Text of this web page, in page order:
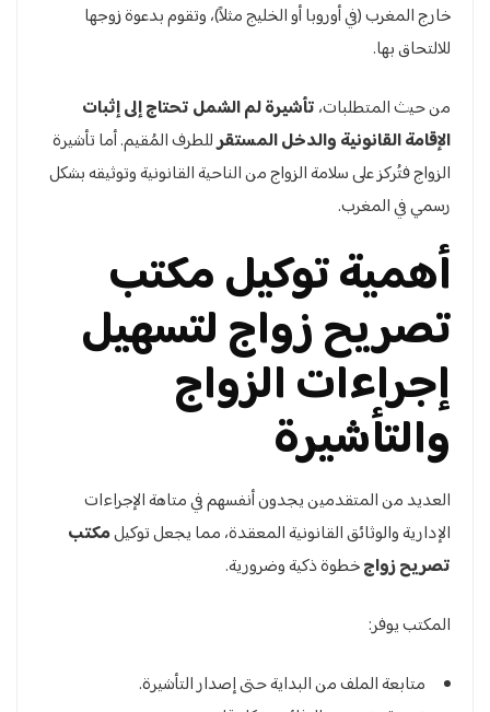
خارج المغرب (في أوروبا أو الخليج مثلاً)، وتقوم بدعوة زوجها
للالتحاق بها.
من حيث المتطلبات،تأشيرة لم الشمل تحتاج إلى إثبات
الإقامة القانونية والدخل المستقرللطرف المُقيم. أما تأشيرة
الزواج فتُركز على سلامة الزواج من الناحية القانونية وتوثيقه بشكل
رسمي في المغرب.
أهمية توكيل مكتب
تصريح زواج لتسهيل
إجراءات الزواج
والتأشيرة
العديد من المتقدمين يجدون أنفسهم في متاهة الإجراءات
الإدارية والوثائق القانونية المعقدة، مما يجعل توكيلمكتب
تصريح زواجخطوة ذكية وضرورية.
المكتب يوفر:
متابعة الملف من البداية حتى إصدار التأشيرة.